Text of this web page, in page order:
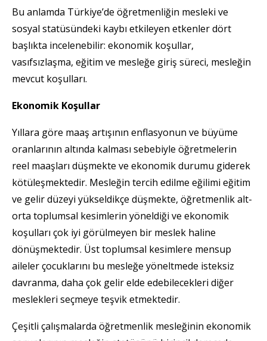
Bu anlamda Türkiye’de öğretmenliğin mesleki ve
sosyal statüsündeki kaybı etkileyen etkenler dört
başlıkta incelenebilir: ekonomik koşullar,
vasıfsızlaşma, eğitim ve mesleğe giriş süreci, mesleğin
mevcut koşulları.
Ekonomik Koşullar
Yıllara göre maaş artışının enflasyonun ve büyüme
oranlarının altında kalması sebebiyle öğretmelerin
reel maaşları düşmekte ve ekonomik durumu giderek
kötüleşmektedir. Mesleğin tercih edilme eğilimi eğitim
ve gelir düzeyi yükseldikçe düşmekte, öğretmenlik alt-
orta toplumsal kesimlerin yöneldiği ve ekonomik
koşulları çok iyi görülmeyen bir meslek haline
dönüşmektedir. Üst toplumsal kesimlere mensup
aileler çocuklarını bu mesleğe yöneltmede isteksiz
davranma, daha çok gelir elde edebilecekleri diğer
meslekleri seçmeye teşvik etmektedir.
Çeşitli çalışmalarda öğretmenlik mesleğinin ekonomik